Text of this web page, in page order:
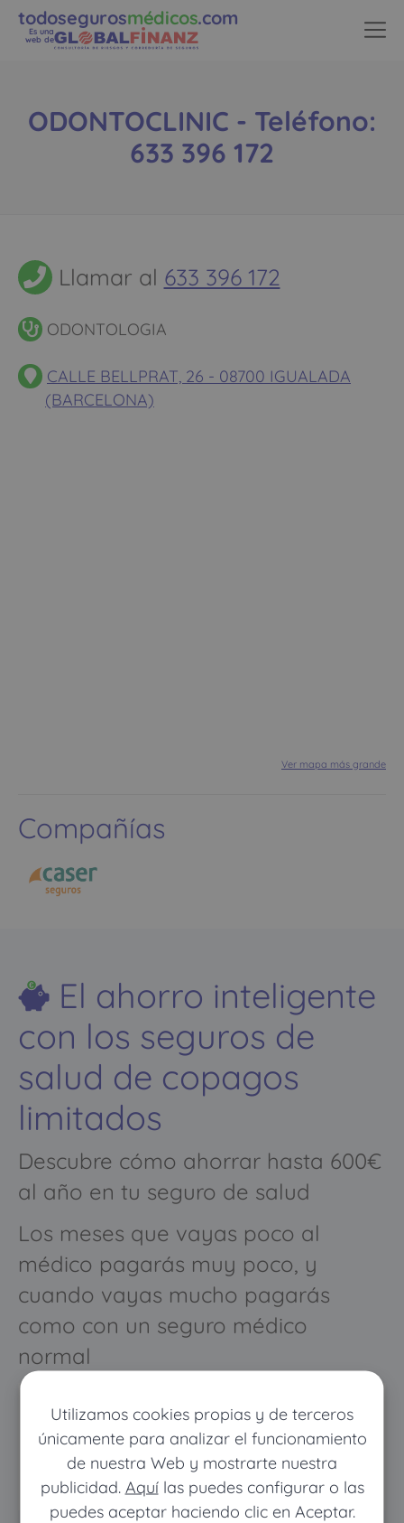
Utilizamos cookies propias y de terceros
únicamente para analizar el funcionamiento
de nuestra Web y mostrarte nuestra
publicidad. Aquílas puedes configurar o las
puedes aceptar haciendo clic en Aceptar.
todosegurosmédicos.com
Es una
web de
ODONTOCLINIC - Teléfono:
633 396 172
Llamar al 633 396 172
ODONTOLOGIA
CALLE BELLPRAT, 26 - 08700 IGUALADA
(BARCELONA)
Ver mapa más grande
Compañías
El ahorro inteligente
con los seguros de
salud de copagos
limitados
Descubre cómo ahorrar hasta 600€
al año en tu seguro de salud
Los meses que vayas poco al
médico pagarás muy poco, y
cuando vayas mucho pagarás
como con un seguro médico
normal